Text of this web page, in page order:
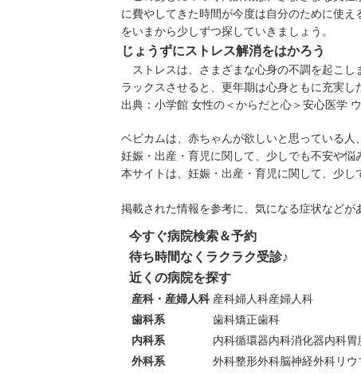
に費やしてきた時間が今度は自分のために使
をいまから少しずつ探していきましょう。
じょうずにストレス解消をはかろう
ストレスは、さまざまな心身の不調を起こし
ラックスさせると、更年期は心身ともに充実し
出典： 小学館 女性の＜からだと心＞安心医学
ベビカムは、赤ちゃんが欲しいと思っている人
妊娠・出産・育児に関して、少しでも不安や悩
本サイトは、妊娠・出産・育児に関して、少し
掲載された情報を参考に、気になる症状などが
今すぐ病院検索＆予約
待ち時間なくラクラク受診♪
近くの病院を探す
産科・産婦人科 産科婦人科産婦人科
歯科系
歯科矯正歯科
内科系
内科循環器内科消化器内科
外科系
外科整形外科脳神経外科リ